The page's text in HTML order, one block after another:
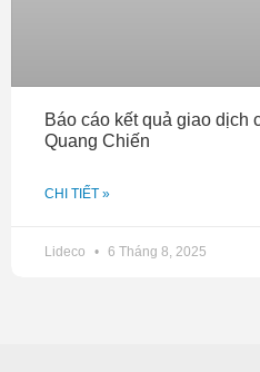
Báo cáo kết quả giao dịch
Quang Chiến
CHI TIẾT »
Lideco 6 Tháng 8, 2025